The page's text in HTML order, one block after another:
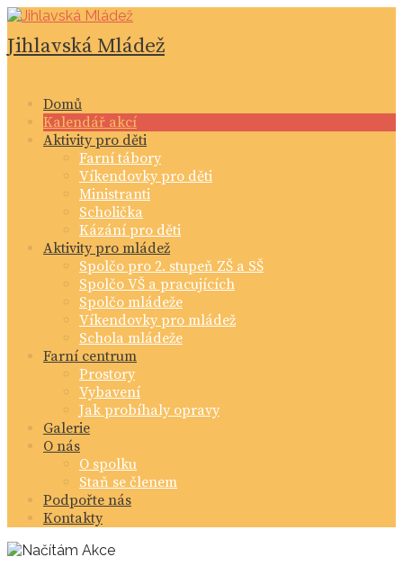
Skip
content
Jihlavská Mládež
Domů
Kalendář akcí
Aktivity pro děti
Farní tábory
Víkendovky pro děti
Ministranti
Scholička
Kázání pro děti
Aktivity pro mládež
Spolčo pro 2. stupeň ZŠ a SŠ
Spolčo VŠ a pracujících
Spolčo mládeže
Víkendovky pro mládež
Schola mládeže
Farní centrum
Prostory
Vybavení
Jak probíhaly opravy
Galerie
O nás
O spolku
Staň se členem
Podpořte nás
Kontakty